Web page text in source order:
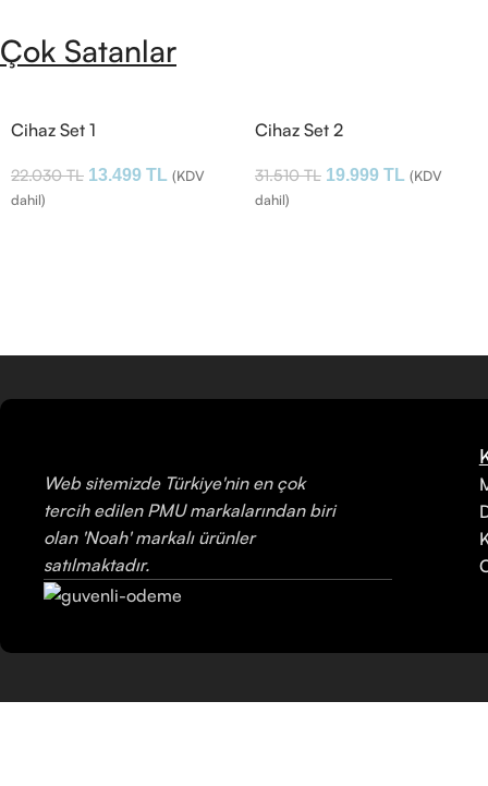
Çok Satanlar
Cihaz Set 1
22.030TL 13.499 TL (KDV
dahil)
Cihaz Set 2
31.510TL 19.999 TL (KDV
dahil)
Web sitemizde Türkiye'nin en çok
tercih edilen PMU markalarından biri
olan 'Noah' markalı ürünler
satılmaktadır.